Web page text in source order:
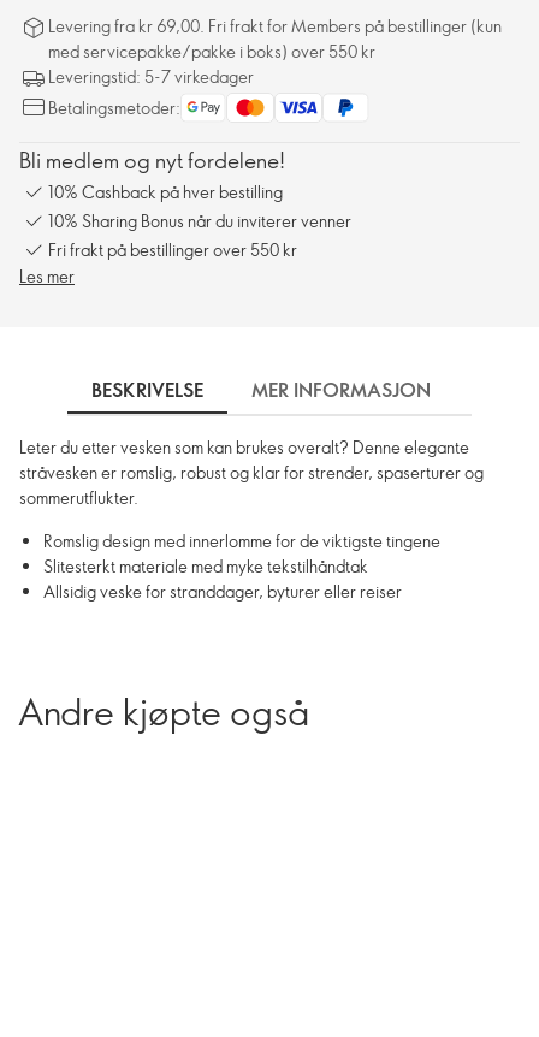
Levering fra kr 69,00. Fri frakt for Members på bestillinger (kun
med servicepakke/pakke i boks) over 550 kr
Leveringstid: 5-7 virkedager
Betalingsmetoder:
Bli medlem og nyt fordelene!
10% Cashback på hver bestilling
10% Sharing Bonus når du inviterer venner
Fri frakt på bestillinger over 550 kr
Les mer
BESKRIVELSE MER INFORMASJON
Leter du etter vesken som kan brukes overalt? Denne elegante
stråvesken er romslig, robust og klar for strender, spaserturer og
sommerutflukter.
Romslig design med innerlomme for de viktigste tingene
Slitesterkt materiale med myke tekstilhåndtak
Allsidig veske for stranddager, byturer eller reiser
Andre kjøpte også